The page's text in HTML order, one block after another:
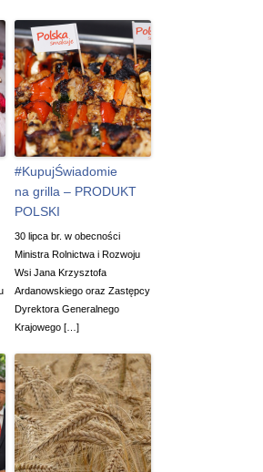
#KupujŚwiadomie
na grilla – PRODUKT
POLSKI
30 lipca br. w obecności
Ministra Rolnictwa i Rozwoju
Wsi Jana Krzysztofa
Ardanowskiego oraz Zastępcy
Dyrektora Generalnego
Krajowego […]